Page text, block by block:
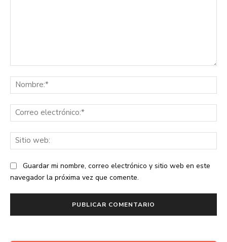
Guardar mi nombre, correo electrónico y sitio web en este
navegador la próxima vez que comente.